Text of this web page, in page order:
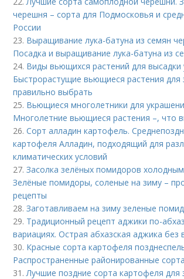
черешня – сорта для Подмосковья и
России
23. Выращивание лука-батуна из семян
Посадка и выращивание лука-батуна из
24. Виды вьющихся растений для высадки
Быстрорастущие вьющиеся растения для
правильно выбрать
25. Вьющиеся многолетники для
Многолетние вьющиеся растения –, что
26.Сорт алладин картофель.
картофеля Алладин, подходящий для
климатических условий
27.Засолка зелёных помидоров
Зелёные помидоры, соленые на зиму –
рецепты
28.Заготавливаем на зиму зеленые
29. Традиционный рецепт аджики по-
вариациях. Острая абхазская аджика без
30. Красные сорта картофеля
Распространенные районированные сорта
31.Лучшие поздние сорта картофеля для